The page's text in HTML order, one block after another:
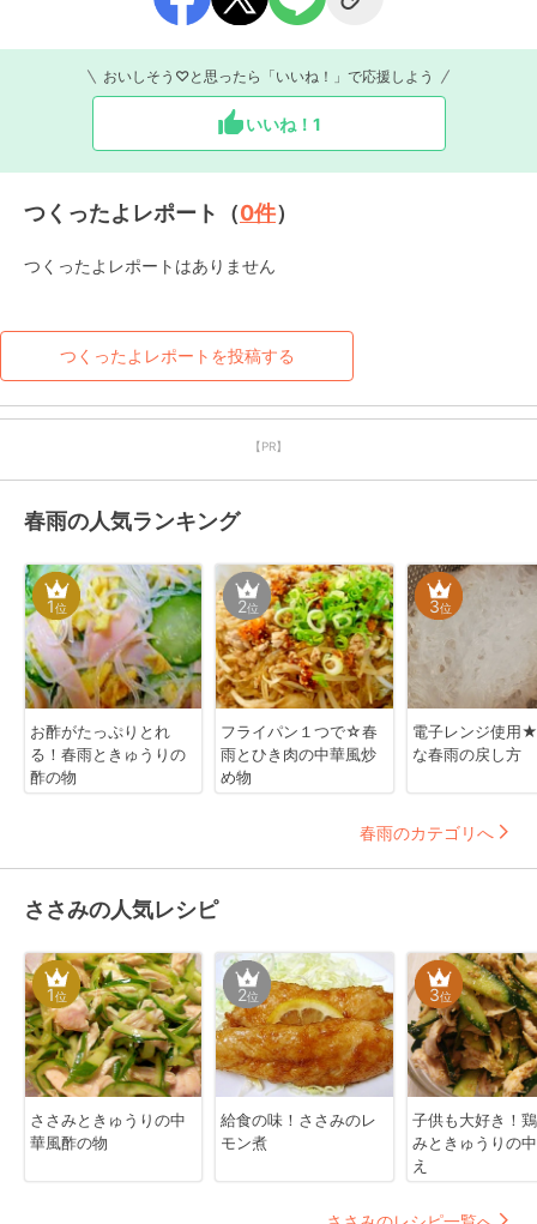
おいしそう♡と思ったら「いいね！」で応援しよう
いいね！ 1
つくったよレポート（0件）
つくったよレポートはありません
つくったよレポートを投稿する
【PR】
春雨の人気ランキング
1位
お酢がたっぷりとれ
る！春雨ときゅうりの
酢の物
2位
フライパン１つで☆春
雨とひき肉の中華風炒
め物
3位
電子レンジ使用
な春雨の戻し方
春雨のカテゴリへ
ささみの人気レシピ
1位
ささみときゅうりの中
華風酢の物
2位
給食の味！ささみのレ
モン煮
3位
子供も大好き！
みときゅうりの
え